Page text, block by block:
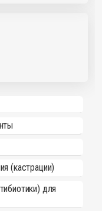
(кастрации)
для